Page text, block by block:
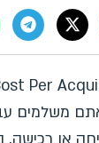
משלמים
או